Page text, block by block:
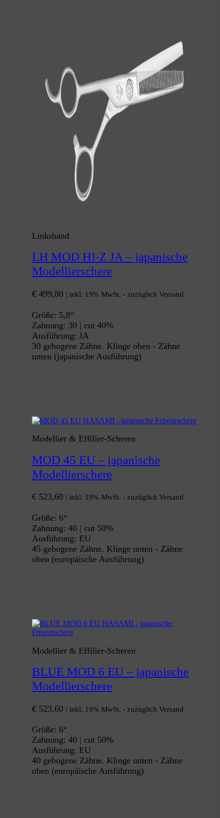
Linkshand
LH MOD HI-Z JA – japanische
Modellierschere
€ 499,80 | inkl. 19% MwSt. - zuzüglich Versand
Größe: 5,8“
Zahnung: 30 | cut 40%
Ausführung: JA
30 gebogene Zähne. Klinge oben - Zähne
unten (japanische Ausführung)
Modellier & Effilier-Scheren
MOD 45 EU – japanische
Modellierschere
€ 523,60 | inkl. 19% MwSt. - zuzüglich Versand
Größe: 6“
Zahnung: 40 | cut 50%
Ausführung: EU
45 gebogene Zähne. Klinge unten - Zähne
oben (europäische Ausführung)
Modellier & Effilier-Scheren
BLUE MOD 6 EU – japanische
Modellierschere
€ 523,60 | inkl. 19% MwSt. - zuzüglich Versand
Größe: 6“
Zahnung: 40 | cut 50%
Ausführung: EU
40 gebogene Zähne. Klinge unten - Zähne
oben (europäische Ausführung)